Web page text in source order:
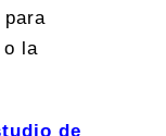
o la
de